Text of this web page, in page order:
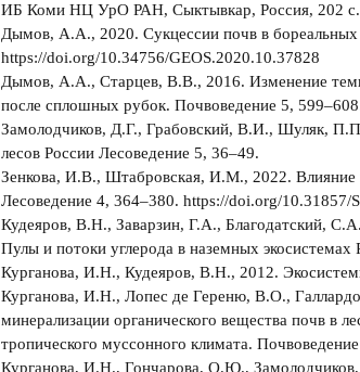
ИБ Коми НЦ УрО РАН, Сыктывкар, Россия, 202 с.
Дымов, А.А., 2020. Сукцессии почв в
https://doi.org/10.34756/GEOS.2020.10.37828
Дымов, А.А., Старцев, В.В., 2016. Изменение
после сплошных рубок. Почвоведение 5,
Замолодчиков, Д.Г., Грабовский, В.И., Шуляк,
лесов России Лесоведение 5, 36–49.
Зенкова, И.В., Штабровская, И.М., 2022. Влияние
Лесоведение 4, 364–380. https://doi.org/10.31857/
Кудеяров, В.Н., Заварзин, Г.А., Благодатский,
Пулы и потоки углерода в наземных
Курганова, И.Н., Кудеяров, В.Н., 2012.
Курганова, И.Н., Лопес де Гереню, В.О.,
минерализации органического вещества почв в
тропического муссонного климата.
Курганова, И.Н., Гончарова, О.Ю.,